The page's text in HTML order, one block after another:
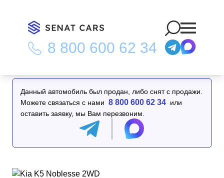
8 800 600 62 34
Главная Каталог/Kia K5 Noblesse 2WD
Данный автомобиль был продан, либо снят с продажи.
Можете связаться с нами 8 800 600 62 34 или
оставить заявку, мы Вам перезвоним.